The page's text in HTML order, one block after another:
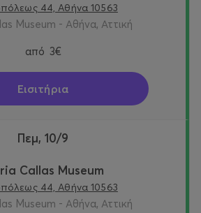
44, Αθήνα 10563
Museum - Αθήνα, Αττική
από 3€
Εισιτήρια
Πεμ, 10/9
Callas Museum
44, Αθήνα 10563
Museum - Αθήνα, Αττική